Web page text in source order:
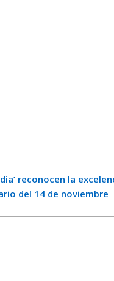
reconocen la
del 14 de noviembre